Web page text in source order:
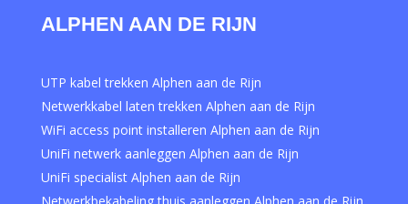
ALPHEN AAN DE RIJN
UTP kabel trekken Alphen aan de Rijn
Netwerkkabel laten trekken Alphen aan de Rijn
WiFi access point installeren Alphen aan de Rijn
UniFi netwerk aanleggen Alphen aan de Rijn
UniFi specialist Alphen aan de Rijn